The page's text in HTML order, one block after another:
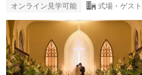
オンライン見学可能 式場・ゲス